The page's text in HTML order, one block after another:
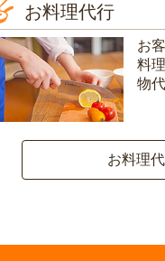
お料理代行
お
料
物
お料理